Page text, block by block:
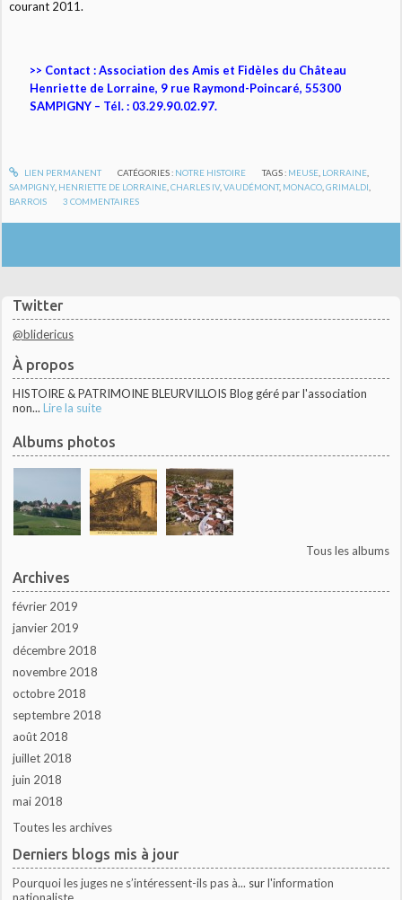
Twitter
@blidericus
À propos
HISTOIRE & PATRIMOINE BLEURVILLOIS Blog géré par l'association
non... Lire la suite
Albums photos
Tous les albums
Archives
février 2019
janvier 2019
décembre 2018
novembre 2018
octobre 2018
septembre 2018
août 2018
juillet 2018
juin 2018
mai 2018
Toutes les archives
Derniers blogs mis à jour
Pourquoi les juges ne s’intéressent-ils pas à... surl'information
courant 2011.
>> Contact : Association des Amis et Fidèles du Château
Henriette de Lorraine, 9 rue Raymond-Poincaré, 55300
SAMPIGNY – Tél. : 03.29.90.02.97.
LIEN PERMANENT CATÉGORIES : NOTRE HISTOIRE TAGS : MEUSE LORRAINE
SAMPIGNY, HENRIETTE DE LORRAINE ,CHARLES IV,VAUDÉMONT, MONACO ,GRIMALDI
BARROIS
3 COMMENTAIRES